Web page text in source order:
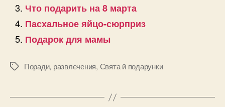
Что подарить на 8 марта
Пасхальное яйцо-сюрприз
Подарок для мамы
Позначки
Поради, развлечения, Свята й подарунки